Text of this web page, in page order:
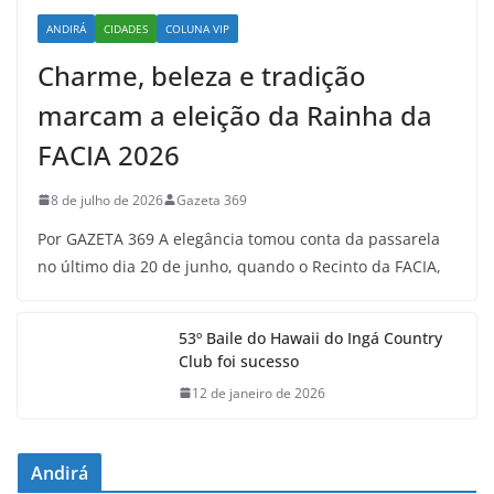
ANDIRÁ CIDADES COLUNA VIP
Charme, beleza e tradição
marcam a eleição da Rainha da
FACIA 2026
8 de julho de 2026 Gazeta 369
Por GAZETA 369 A elegância tomou conta da passarela
no último dia 20 de junho, quando o Recinto da FACIA,
53º Baile do Hawaii do Ingá Country
Club foi sucesso
12 de janeiro de 2026
Andirá